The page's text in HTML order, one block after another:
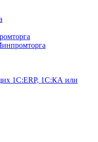
1C:ERP, 1С:КА или